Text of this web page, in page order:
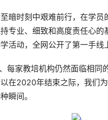
暗时刻中艰难前行，在学
专业、细致和高度责任心
活动，全网公开了第一手线
每家教培机构仍然面临相同
在2020年结束之际，我们
瞬间。